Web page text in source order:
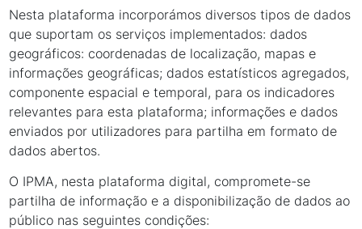
Nesta plataforma incorporámos diversos tipos de dados
que suportam os serviços implementados: dados
geográficos: coordenadas de localização, mapas e
informações geográficas; dados estatísticos agregados,
componente espacial e temporal, para os indicadores
relevantes para esta plataforma; informações e dados
enviados por utilizadores para partilha em formato de
dados abertos.
O IPMA, nesta plataforma digital, compromete-se
partilha de informação e a disponibilização de dados ao
público nas seguintes condições: